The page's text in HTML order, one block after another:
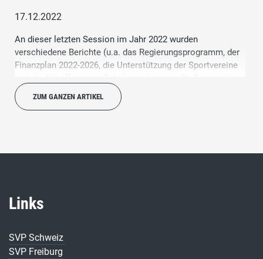
17.12.2022
An dieser letzten Session im Jahr 2022 wurden
verschiedene Berichte (u.a. das Regierungsprogramm, der
Finanzplan 2022-2026, die Unterstützung der Sportvereine
obligatorischen Schulen von 2022 – 2024) von den
Fraktionen beurteilt. Die SVP-Fraktion nahm diese Berichte
ZUM GANZEN ARTIKEL
Links
SVP Schweiz
SVP Freiburg